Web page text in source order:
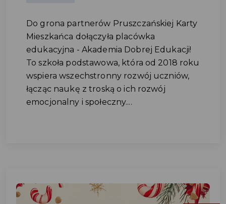
Do grona partnerów Pruszczańskiej Karty
Mieszkańca dołączyła placówka
edukacyjna - Akademia Dobrej Edukacji!
To szkoła podstawowa, która od 2018 roku
wspiera wszechstronny rozwój uczniów,
łącząc naukę z troską o ich rozwój
emocjonalny i społeczny....